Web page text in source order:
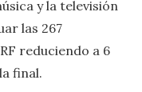
y la televisión
las 267
reduciendo a 6
final.